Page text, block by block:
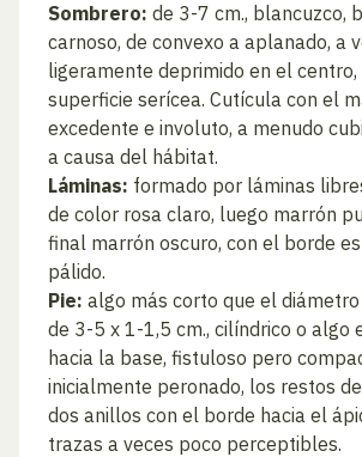
Sombrero: de 3-7 cm., blancuzco,
carnoso, de convexo a aplanado, a
ligeramente deprimido en el centro,
superficie serícea. Cutícula con el
excedente e involuto, a menudo
a causa del hábitat.
Láminas: formado por láminas
de color rosa claro, luego marrón
final marrón oscuro, con el borde
pálido.
Pie: algo más corto que el
de 3-5 x 1-1,5 cm., cilíndrico o algo
hacia la base, fistuloso pero
inicialmente peronado, los restos
dos anillos con el borde hacia el
trazas a veces poco perceptibles.